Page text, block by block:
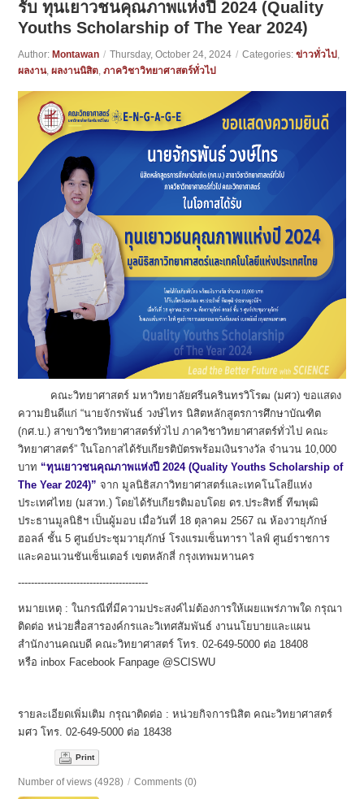
รับ ทุนเยาวชนคุณภาพแห่งปี 2024 (Quality
Youths Scholarship of The Year 2024)
Author: Montawan / Thursday, October 24, 2024 / Categories:ข่าวทั่วไป ,
ผลงาน,ผลงานนิสิต,ภาควิชาวิทยาศาสตร์ทั่วไป
คณะวิทยาศาสตร์ มหาวิทยาลัยศรีนครินทรวิโรฒ (มศว) ขอแสดง
ความยินดีแก่ “นายจักรพันธ์ วงษ์ไทร นิสิตหลักสูตรการศึกษาบัณฑิต
(กศ.บ.) สาขาวิชาวิทยาศาสตร์ทั่วไป ภาควิชาวิทยาศาสตร์ทั่วไป คณะ
วิทยาศาสตร์” ในโอกาสได้รับเกียรติบัตรพร้อมเงินรางวัล จำนวน 10,000
บาท “ทุนเยาวชนคุณภาพแห่งปี 2024 (Quality Youths Scholarship of
The Year 2024)” จาก มูลนิธิสภาวิทยาศาสตร์และเทคโนโลยีแห่ง
ประเทศไทย (มสวท.) โดยได้รับเกียรติมอบโดย ดร.ประสิทธิ์ ทีฆพุฒิ
ประธานมูลนิธิฯ เป็นผู้มอบ เมื่อวันที่ 18 ตุลาคม 2567 ณ ห้องวายุภักษ์
ฮอลล์ ชั้น 5 ศูนย์ประชุมวายุภักษ์ โรงแรมเซ็นทารา ไลฟ์ ศูนย์ราชการ
และคอนเวนชันเซ็นเตอร์ เขตหลักสี่ กรุงเทพมหานคร
----------------------------------------
หมายเหตุ : ในกรณีที่มีความประสงค์ไม่ต้องการให้เผยแพร่ภาพใด กรุณา
ติดต่อ หน่วยสื่อสารองค์กรและวิเทศสัมพันธ์ งานนโยบายและแผน
สำนักงานคณบดี คณะวิทยาศาสตร์ โทร. 02-649-5000 ต่อ 18408
หรือ inbox Facebook Fanpage @SCISWU
รายละเอียดเพิ่มเติม กรุณาติดต่อ : หน่วยกิจการนิสิต คณะวิทยาศาสตร์
มศว โทร. 02-649-5000 ต่อ 18438
Print
Number of views (4928) / Comments (0)